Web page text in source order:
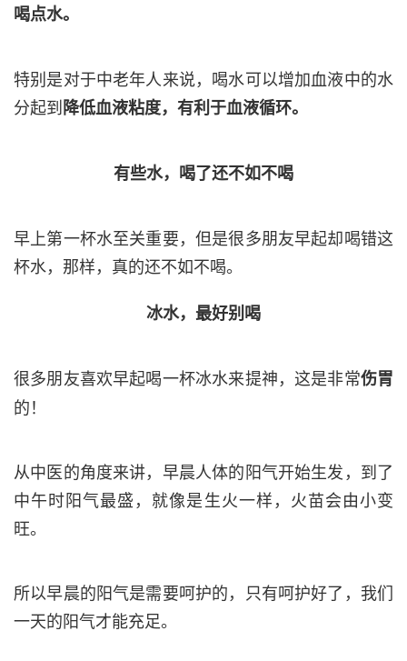
喝点水。
特别是对于中老年人来说，喝水可以增加血液中的水
分起到降低血液粘度，有利于血液循环。
有些水，喝了还不如不喝
早上第一杯水至关重要，但是很多朋友早起却喝错这
杯水，那样，真的还不如不喝。
冰水，最好别喝
很多朋友喜欢早起喝一杯冰水来提神，这是非常伤胃
的！
从中医的角度来讲，早晨人体的阳气开始生发，到了
中午时阳气最盛，就像是生火一样，火苗会由小变
旺。
所以早晨的阳气是需要呵护的，只有呵护好了，我们
一天的阳气才能充足。